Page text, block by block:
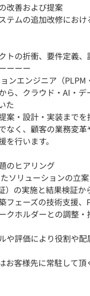
改善および提案
テムの追加改修にお
トの折衝、要件定義、
ーーー
ンエンジニア（PLPM
ら、クラウド・AI・デ
た
案・設計・実装までを
なく、顧客の業務変
を行います。
のヒアリング
ソリューションの立
）の実施と結果検証
フェーズの技術支援、
クホルダーとの調整・
や評価により役割や配
お客様先に常駐して頂